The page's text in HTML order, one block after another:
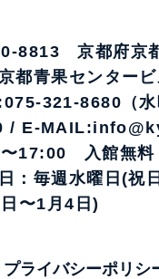
8813 京都府京
都青果センタービ
321-8680（
/ E-
17:00 入館無料
：毎週水曜日(祝
〜1月4日)
プライバシーポリシ